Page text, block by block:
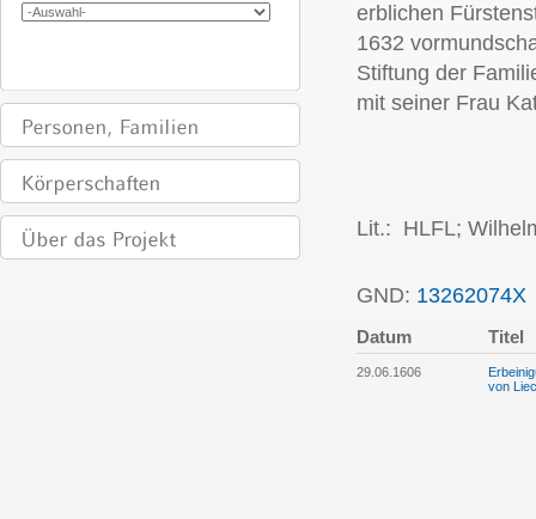
erblichen
1632
Stiftung der
mit seiner Frau
Lit.: HLFL;
GND: 13262074X
Datum Titel
29.06.1606
von